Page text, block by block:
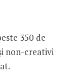
350 de
non-creativi